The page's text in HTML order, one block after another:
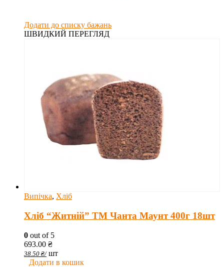
Додати до списку бажань
ШВИДКИЙ ПЕРЕГЛЯД
Випічка, Хліб
Хліб “Житній” ТМ Чанта Маунт 400г 18шт
0 out of 5
693.00 ₴
38.50 ₴/ шт
Додати в кошик